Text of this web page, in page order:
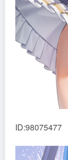
ID:98075477